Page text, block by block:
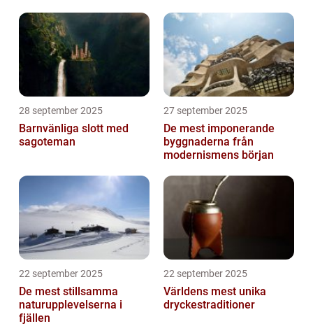
28 september 2025
Barnvänliga slott med
sagoteman
27 september 2025
De mest imponerande
byggnaderna från
modernismens början
22 september 2025
De mest stillsamma
naturupplevelserna i
fjällen
22 september 2025
Världens mest unika
dryckestraditioner